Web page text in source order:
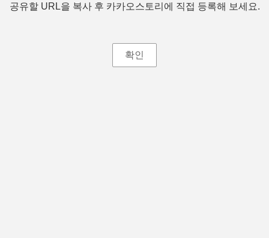
공유할 URL을 복사 후 카카오스토리에 직접 등록해 보세요.
확인